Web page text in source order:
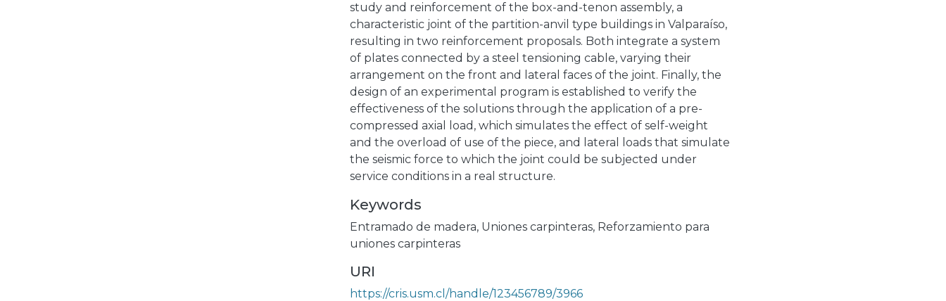
study and reinforcement of the box-and-tenon assembly, a
characteristic joint of the partition-anvil type buildings in Valparaíso,
resulting in two reinforcement proposals. Both integrate a system
of plates connected by a steel tensioning cable, varying their
arrangement on the front and lateral faces of the joint. Finally, the
design of an experimental program is established to verify the
effectiveness of the solutions through the application of a pre-
compressed axial load, which simulates the effect of self-weight
and the overload of use of the piece, and lateral loads that simulate
the seismic force to which the joint could be subjected under
service conditions in a real structure.
Keywords
Entramado de madera, Uniones carpinteras, Reforzamiento para
uniones carpinteras
URI
https://cris.usm.cl/handle/123456789/3966